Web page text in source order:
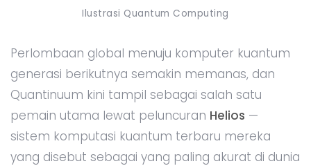
Ilustrasi Quantum Computing
Perlombaan global menuju komputer kuantum
generasi berikutnya semakin memanas, dan
Quantinuum kini tampil sebagai salah satu
pemain utama lewat peluncuran Helios —
sistem komputasi kuantum terbaru mereka
yang disebut sebagai yang paling akurat di dunia